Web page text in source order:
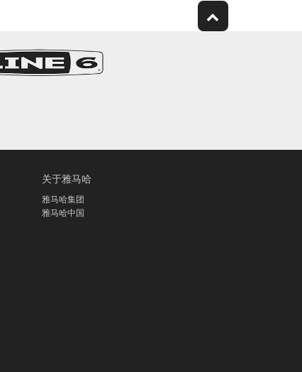
关于雅马哈
雅马哈集团
雅马哈中国